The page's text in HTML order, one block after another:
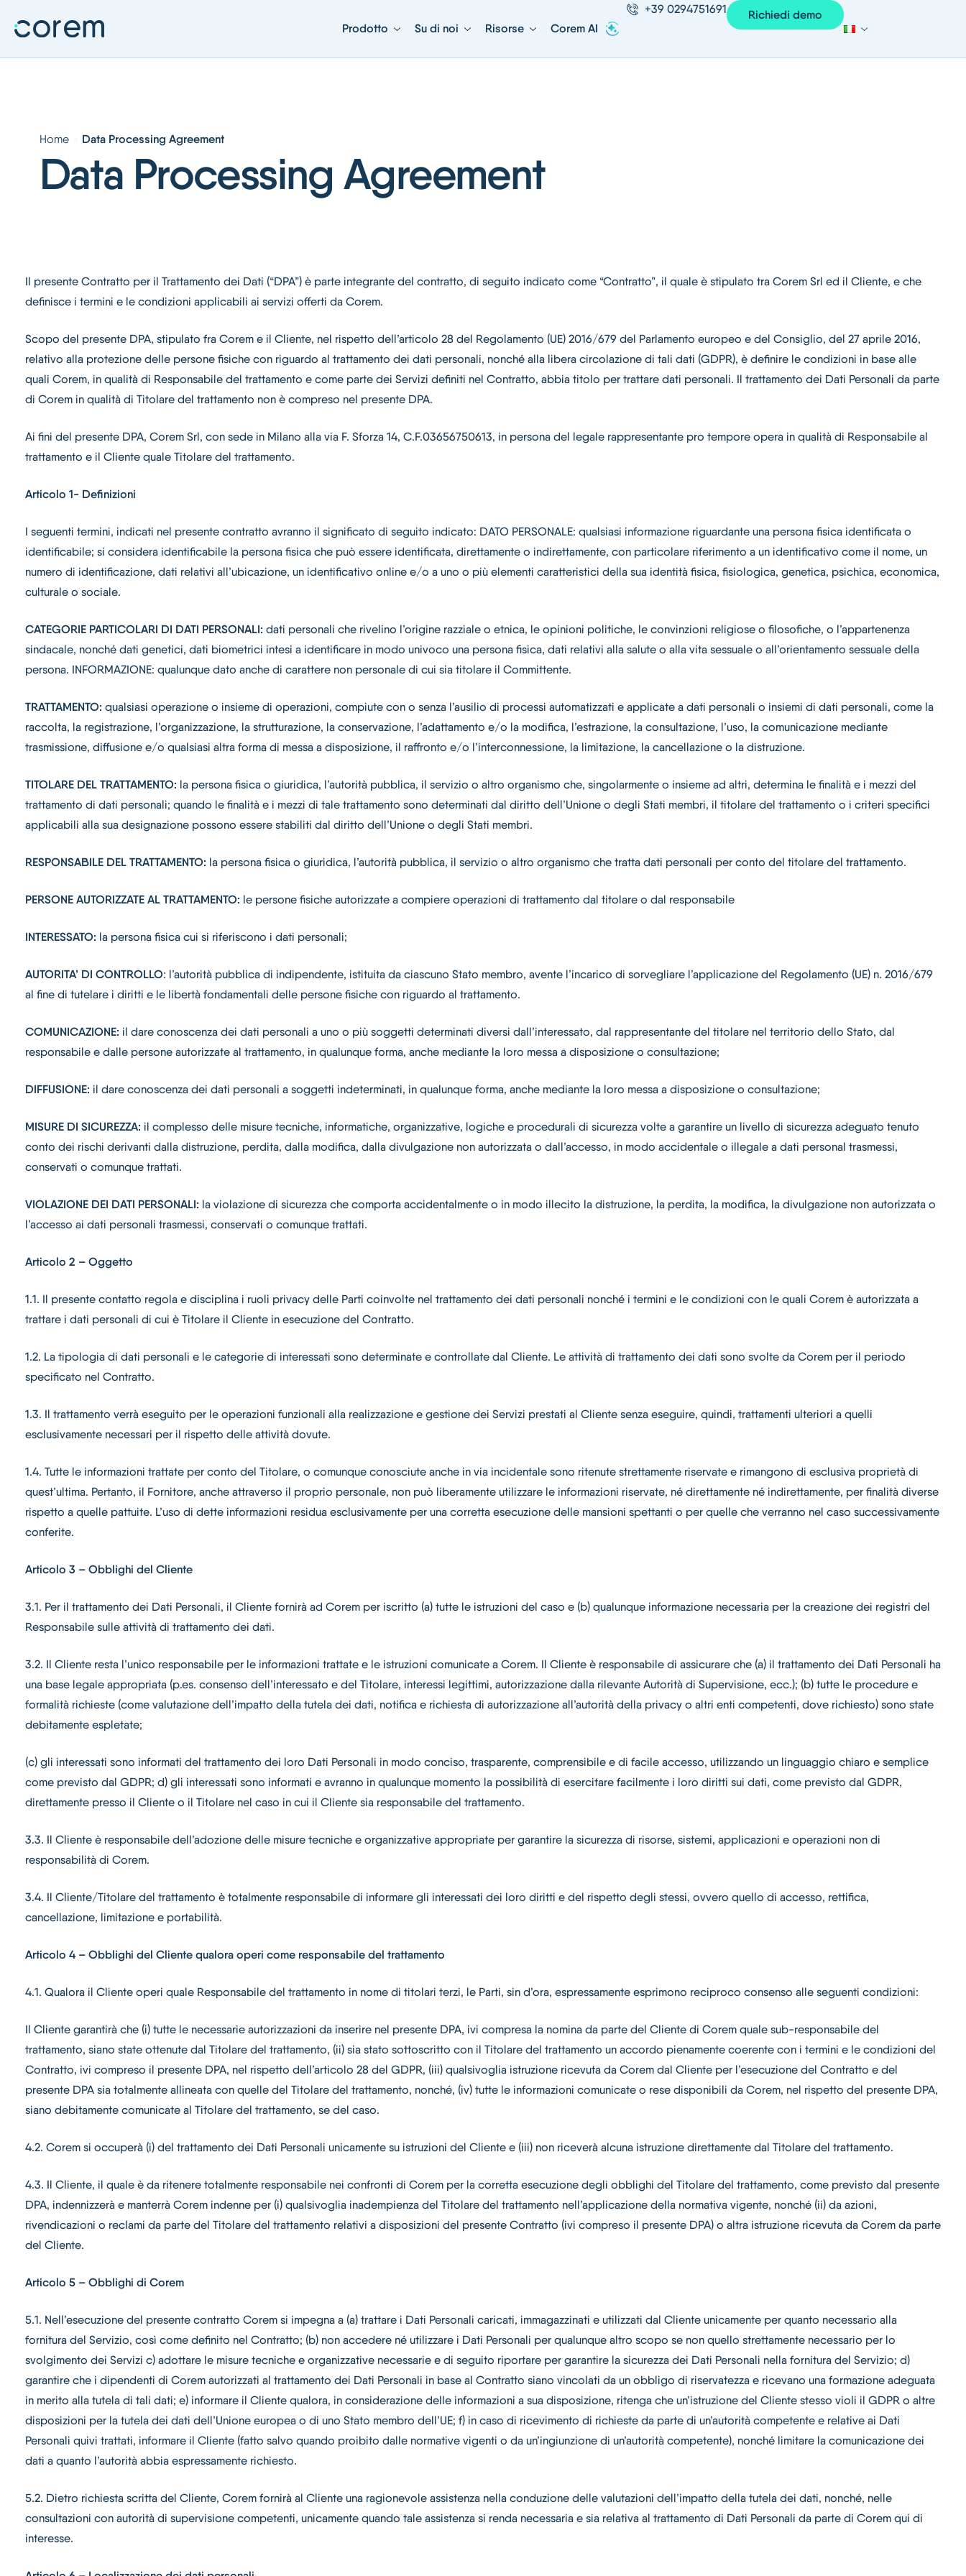
Prodotto Su di noi Risorse Corem AI
+39 0294751691 Richiedi demo
Home Data Processing Agreement
Data Processing Agreement
Il presente Contratto per il Trattamento dei Dati (“DPA”) è parte integrante del contratto, di seguito indicato come “Contratto”, il quale è stipulato tra Corem Srl ed il Cliente, e che
definisce i termini e le condizioni applicabili ai servizi offerti da Corem.
Scopo del presente DPA, stipulato fra Corem e il Cliente, nel rispetto dell’articolo 28 del Regolamento (UE) 2016/679 del Parlamento europeo e del Consiglio, del 27 aprile 2016,
relativo alla protezione delle persone fisiche con riguardo al trattamento dei dati personali, nonché alla libera circolazione di tali dati (GDPR), è definire le condizioni in base alle
quali Corem, in qualità di Responsabile del trattamento e come parte dei Servizi definiti nel Contratto, abbia titolo per trattare dati personali. Il trattamento dei Dati Personali da parte
di Corem in qualità di Titolare del trattamento non è compreso nel presente DPA.
Ai fini del presente DPA, Corem Srl, con sede in Milano alla via F. Sforza 14, C.F.03656750613, in persona del legale rappresentante pro tempore opera in qualità di Responsabile al
trattamento e il Cliente quale Titolare del trattamento.
Articolo 1- Definizioni
I seguenti termini, indicati nel presente contratto avranno il significato di seguito indicato: DATO PERSONALE: qualsiasi informazione riguardante una persona fisica identificata o
identificabile; si considera identificabile la persona fisica che può essere identificata, direttamente o indirettamente, con particolare riferimento a un identificativo come il nome, un
numero di identificazione, dati relativi all’ubicazione, un identificativo online e/o a uno o più elementi caratteristici della sua identità fisica, fisiologica, genetica, psichica, economica,
culturale o sociale.
CATEGORIE PARTICOLARI DI DATI PERSONALI: dati personali che rivelino l’origine razziale o etnica, le opinioni politiche, le convinzioni religiose o filosofiche, o l’appartenenza
sindacale, nonché dati genetici, dati biometrici intesi a identificare in modo univoco una persona fisica, dati relativi alla salute o alla vita sessuale o all’orientamento sessuale della
persona. INFORMAZIONE: qualunque dato anche di carattere non personale di cui sia titolare il Committente.
TRATTAMENTO: qualsiasi operazione o insieme di operazioni, compiute con o senza l’ausilio di processi automatizzati e applicate a dati personali o insiemi di dati personali, come la
raccolta, la registrazione, l’organizzazione, la strutturazione, la conservazione, l’adattamento e/o la modifica, l’estrazione, la consultazione, l’uso, la comunicazione mediante
trasmissione, diffusione e/o qualsiasi altra forma di messa a disposizione, il raffronto e/o l’interconnessione, la limitazione, la cancellazione o la distruzione.
TITOLARE DEL TRATTAMENTO: la persona fisica o giuridica, l’autorità pubblica, il servizio o altro organismo che, singolarmente o insieme ad altri, determina le finalità e i mezzi del
trattamento di dati personali; quando le finalità e i mezzi di tale trattamento sono determinati dal diritto dell’Unione o degli Stati membri, il titolare del trattamento o i criteri specifici
applicabili alla sua designazione possono essere stabiliti dal diritto dell’Unione o degli Stati membri.
RESPONSABILE DEL TRATTAMENTO: la persona fisica o giuridica, l’autorità pubblica, il servizio o altro organismo che tratta dati personali per conto del titolare del trattamento.
PERSONE AUTORIZZATE AL TRATTAMENTO: le persone fisiche autorizzate a compiere operazioni di trattamento dal titolare o dal responsabile
INTERESSATO: la persona fisica cui si riferiscono i dati personali;
AUTORITA’ DI CONTROLLO: l’autorità pubblica di indipendente, istituita da ciascuno Stato membro, avente l’incarico di sorvegliare l’applicazione del Regolamento (UE) n. 2016/679
al fine di tutelare i diritti e le libertà fondamentali delle persone fisiche con riguardo al trattamento.
COMUNICAZIONE: il dare conoscenza dei dati personali a uno o più soggetti determinati diversi dall’interessato, dal rappresentante del titolare nel territorio dello Stato, dal
responsabile e dalle persone autorizzate al trattamento, in qualunque forma, anche mediante la loro messa a disposizione o consultazione;
DIFFUSIONE: il dare conoscenza dei dati personali a soggetti indeterminati, in qualunque forma, anche mediante la loro messa a disposizione o consultazione;
MISURE DI SICUREZZA: il complesso delle misure tecniche, informatiche, organizzative, logiche e procedurali di sicurezza volte a garantire un livello di sicurezza adeguato tenuto
conto dei rischi derivanti dalla distruzione, perdita, dalla modifica, dalla divulgazione non autorizzata o dall’accesso, in modo accidentale o illegale a dati personal trasmessi,
conservati o comunque trattati.
VIOLAZIONE DEI DATI PERSONALI: la violazione di sicurezza che comporta accidentalmente o in modo illecito la distruzione, la perdita, la modifica, la divulgazione non autorizzata o
l’accesso ai dati personali trasmessi, conservati o comunque trattati.
Articolo 2 – Oggetto
1.1. Il presente contatto regola e disciplina i ruoli privacy delle Parti coinvolte nel trattamento dei dati personali nonché i termini e le condizioni con le quali Corem è autorizzata a
trattare i dati personali di cui è Titolare il Cliente in esecuzione del Contratto.
1.2. La tipologia di dati personali e le categorie di interessati sono determinate e controllate dal Cliente. Le attività di trattamento dei dati sono svolte da Corem per il periodo
specificato nel Contratto.
1.3. Il trattamento verrà eseguito per le operazioni funzionali alla realizzazione e gestione dei Servizi prestati al Cliente senza eseguire, quindi, trattamenti ulteriori a quelli
esclusivamente necessari per il rispetto delle attività dovute.
1.4. Tutte le informazioni trattate per conto del Titolare, o comunque conosciute anche in via incidentale sono ritenute strettamente riservate e rimangono di esclusiva proprietà di
quest’ultima. Pertanto, il Fornitore, anche attraverso il proprio personale, non può liberamente utilizzare le informazioni riservate, né direttamente né indirettamente, per finalità diverse
rispetto a quelle pattuite. L’uso di dette informazioni residua esclusivamente per una corretta esecuzione delle mansioni spettanti o per quelle che verranno nel caso successivamente
conferite.
Articolo 3 – Obblighi del Cliente
3.1. Per il trattamento dei Dati Personali, il Cliente fornirà ad Corem per iscritto (a) tutte le istruzioni del caso e (b) qualunque informazione necessaria per la creazione dei registri del
Responsabile sulle attività di trattamento dei dati.
3.2. Il Cliente resta l’unico responsabile per le informazioni trattate e le istruzioni comunicate a Corem. Il Cliente è responsabile di assicurare che (a) il trattamento dei Dati Personali ha
una base legale appropriata (p.es. consenso dell’interessato e del Titolare, interessi legittimi, autorizzazione dalla rilevante Autorità di Supervisione, ecc.); (b) tutte le procedure e
formalità richieste (come valutazione dell’impatto della tutela dei dati, notifica e richiesta di autorizzazione all’autorità della privacy o altri enti competenti, dove richiesto) sono state
debitamente espletate;
(c) gli interessati sono informati del trattamento dei loro Dati Personali in modo conciso, trasparente, comprensibile e di facile accesso, utilizzando un linguaggio chiaro e semplice
come previsto dal GDPR; d) gli interessati sono informati e avranno in qualunque momento la possibilità di esercitare facilmente i loro diritti sui dati, come previsto dal GDPR,
direttamente presso il Cliente o il Titolare nel caso in cui il Cliente sia responsabile del trattamento.
3.3. Il Cliente è responsabile dell’adozione delle misure tecniche e organizzative appropriate per garantire la sicurezza di risorse, sistemi, applicazioni e operazioni non di
responsabilità di Corem.
3.4. Il Cliente/Titolare del trattamento è totalmente responsabile di informare gli interessati dei loro diritti e del rispetto degli stessi, ovvero quello di accesso, rettifica,
cancellazione, limitazione e portabilità.
Articolo 4 – Obblighi del Cliente qualora operi come responsabile del trattamento
4.1. Qualora il Cliente operi quale Responsabile del trattamento in nome di titolari terzi, le Parti, sin d’ora, espressamente esprimono reciproco consenso alle seguenti condizioni:
Il Cliente garantirà che (i) tutte le necessarie autorizzazioni da inserire nel presente DPA, ivi compresa la nomina da parte del Cliente di Corem quale sub-responsabile del
trattamento, siano state ottenute dal Titolare del trattamento, (ii) sia stato sottoscritto con il Titolare del trattamento un accordo pienamente coerente con i termini e le condizioni del
Contratto, ivi compreso il presente DPA, nel rispetto dell’articolo 28 del GDPR, (iii) qualsivoglia istruzione ricevuta da Corem dal Cliente per l’esecuzione del Contratto e del
presente DPA sia totalmente allineata con quelle del Titolare del trattamento, nonché, (iv) tutte le informazioni comunicate o rese disponibili da Corem, nel rispetto del presente DPA,
siano debitamente comunicate al Titolare del trattamento, se del caso.
4.2. Corem si occuperà (i) del trattamento dei Dati Personali unicamente su istruzioni del Cliente e (iii) non riceverà alcuna istruzione direttamente dal Titolare del trattamento.
4.3. Il Cliente, il quale è da ritenere totalmente responsabile nei confronti di Corem per la corretta esecuzione degli obblighi del Titolare del trattamento, come previsto dal presente
DPA, indennizzerà e manterrà Corem indenne per (i) qualsivoglia inadempienza del Titolare del trattamento nell’applicazione della normativa vigente, nonché (ii) da azioni,
rivendicazioni o reclami da parte del Titolare del trattamento relativi a disposizioni del presente Contratto (ivi compreso il presente DPA) o altra istruzione ricevuta da Corem da parte
del Cliente.
Articolo 5 – Obblighi di Corem
5.1. Nell’esecuzione del presente contratto Corem si impegna a (a) trattare i Dati Personali caricati, immagazzinati e utilizzati dal Cliente unicamente per quanto necessario alla
fornitura del Servizio, così come definito nel Contratto; (b) non accedere né utilizzare i Dati Personali per qualunque altro scopo se non quello strettamente necessario per lo
svolgimento dei Servizi c) adottare le misure tecniche e organizzative necessarie e di seguito riportare per garantire la sicurezza dei Dati Personali nella fornitura del Servizio; d)
garantire che i dipendenti di Corem autorizzati al trattamento dei Dati Personali in base al Contratto siano vincolati da un obbligo di riservatezza e ricevano una formazione adeguata
in merito alla tutela di tali dati; e) informare il Cliente qualora, in considerazione delle informazioni a sua disposizione, ritenga che un’istruzione del Cliente stesso violi il GDPR o altre
disposizioni per la tutela dei dati dell’Unione europea o di uno Stato membro dell’UE; f) in caso di ricevimento di richieste da parte di un’autorità competente e relative ai Dati
Personali quivi trattati, informare il Cliente (fatto salvo quando proibito dalle normative vigenti o da un’ingiunzione di un’autorità competente), nonché limitare la comunicazione dei
dati a quanto l’autorità abbia espressamente richiesto.
5.2. Dietro richiesta scritta del Cliente, Corem fornirà al Cliente una ragionevole assistenza nella conduzione delle valutazioni dell’impatto della tutela dei dati, nonché, nelle
consultazioni con autorità di supervisione competenti, unicamente quando tale assistenza si renda necessaria e sia relativa al trattamento di Dati Personali da parte di Corem qui di
interesse.